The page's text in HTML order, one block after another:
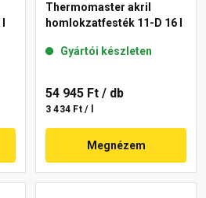
Thermomaster akril
homlokzatfesték 11-D 16 l
Gyártói készleten
54 945 Ft / db
3 434 Ft / l
Megnézem